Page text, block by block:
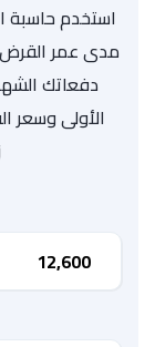
استخدم حاسبة
مدى عمر
دفعاتك
الأولى وسعر